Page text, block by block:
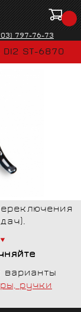
797-76-73
DI2 ST-6870
варианты
ручки